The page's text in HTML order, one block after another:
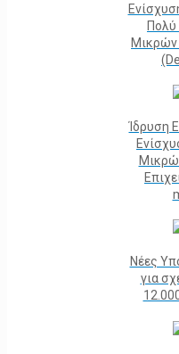
Μικρών
Ίδρυση
Νέες
για